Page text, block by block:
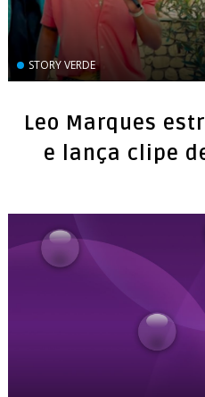
STORY VERDE
Leo Marques
e lança clipe